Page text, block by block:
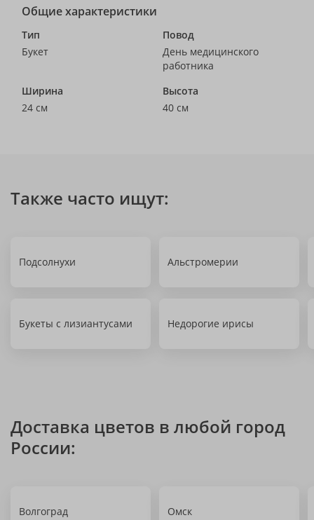
Общие характеристики
Тип
Букет
Повод
День медицинского
работника
Ширина
24 см
Высота
40 см
Также часто ищут:
Подсолнухи Альстромерии
Букеты с лизиантусами Недорогие ирисы
Доставка цветов в любой город
России:
Волгоград Омск